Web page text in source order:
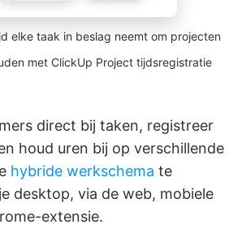
elke taak in beslag neemt om projecten
met ClickUp Project tijdsregistratie
direct bij taken, registreer
houd uren bij op verschillende
hybride werkschema te
desktop, via de web, mobiele
extensie.